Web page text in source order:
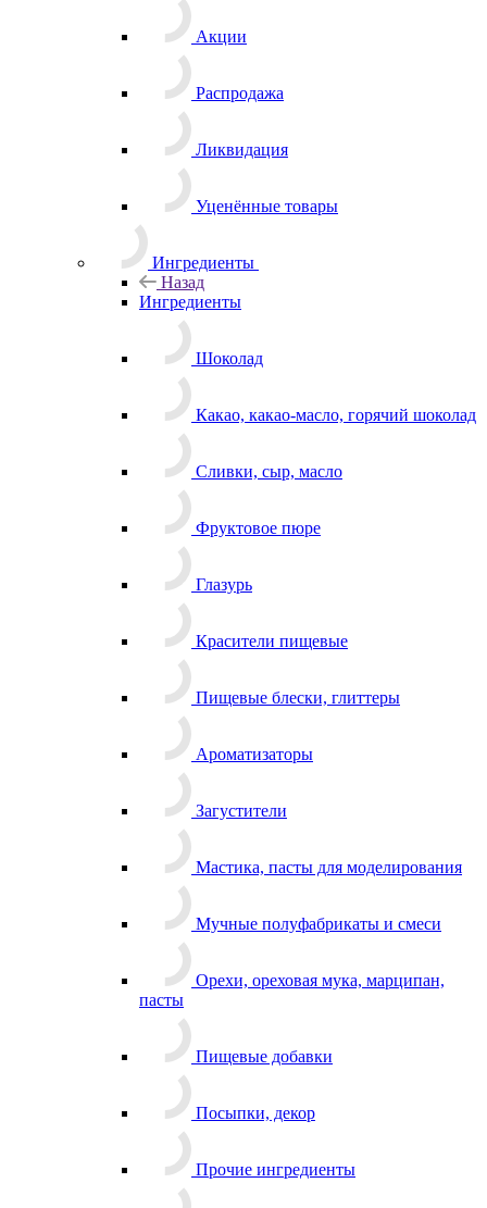
Акции
Распродажа
Ликвидация
Уценённые товары
Ингредиенты
Назад
Ингредиенты
Шоколад
Какао, какао-масло, горячий шоколад
Сливки, сыр, масло
Фруктовое пюре
Глазурь
Красители пищевые
Пищевые блески, глиттеры
Ароматизаторы
Загустители
Мастика, пасты для моделирования
Мучные полуфабрикаты и смеси
Орехи, ореховая мука, марципан,
пасты
Пищевые добавки
Посыпки, декор
Прочие ингредиенты